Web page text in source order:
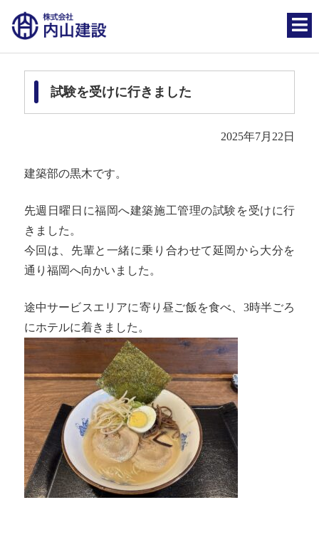
試験を受けに行きました
2025年7月22日
建築部の黒木です。
先週日曜日に福岡へ建築施工管理の試験を受けに行
きました。
今回は、先輩と一緒に乗り合わせて延岡から大分を
通り福岡へ向かいました。
途中サービスエリアに寄り昼ご飯を食べ、3時半ごろ
にホテルに着きました。